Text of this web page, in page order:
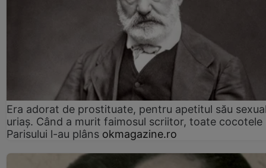
Era adorat de prostituate, pentru apetitul său
uriaș. Când a murit faimosul scriitor, toate cocotele
Parisului l-au plâns okmagazine.ro